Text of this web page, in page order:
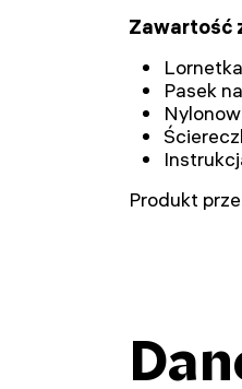
Zawartość
Pasek
Produkt